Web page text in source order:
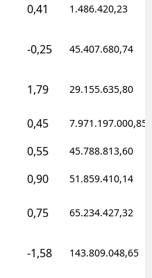
0,41 1.486.420,23
-0,25 45.407.680,74
1,79 29.155.635,80
0,45 7.971.197.000,85
0,55 45.788.813,60
0,90 51.859.410,14
0,75 65.234.427,32
-1,58 143.809.048,65